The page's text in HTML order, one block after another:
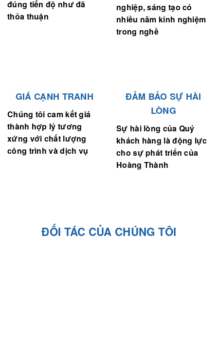
đúng tiến độ như đã
thỏa thuận
nghiệp, sáng tạo có
nhiều năm kinh nghiệm
trong nghề
GIÁ CẠNH TRANH
Chúng tôi cam kết giá
thành hợp lý tương
xứng với chất lượng
công trình và dịch vụ
ĐẢM BẢO SỰ HÀI
LÒNG
Sự hài lòng của Quý
khách hàng là động lực
cho sự phát triển của
Hoàng Thành
ĐỐI TÁC CỦA CHÚNG TÔI